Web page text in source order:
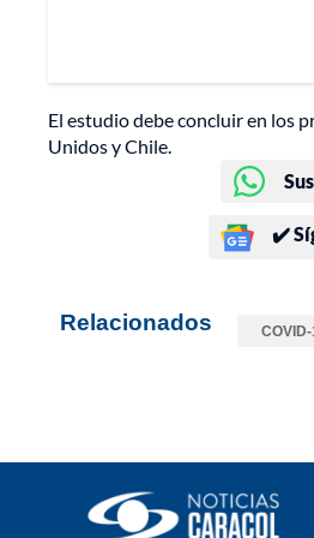
El estudio debe concluir en los
Unidos y Chile.
✔️
Relacionados